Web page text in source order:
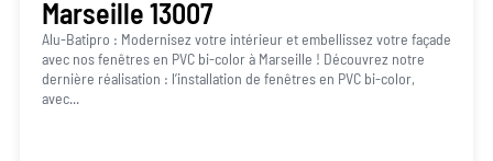
Marseille 13007
Alu-Batipro : Modernisez votre intérieur et embellissez votre façade
avec nos fenêtres en PVC bi-color à Marseille ! Découvrez notre
dernière réalisation : l’installation de fenêtres en PVC bi-color,
avec...